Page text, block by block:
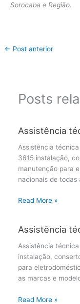
Sorocaba e Região.
← Post anterior
Posts
Assistência
Assistência
3615 instalação,
manutenção para
nacionais de todas
Read More »
Assistência
Assistência
instalação,
para
as marcas e
Read More »